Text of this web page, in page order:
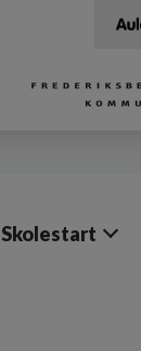
Skolestart